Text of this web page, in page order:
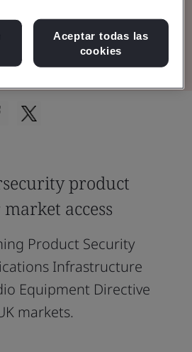
regulations matter for
product
access
Product Security
Infrastructure
Equipment Directive
markets.
Aceptar todas las
cookies